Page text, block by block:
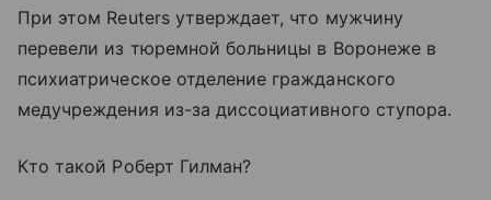
При этом Reuters утверждает, что мужчину
перевели из тюремной больницы в Воронеже в
психиатрическое отделение гражданского
медучреждения из-за диссоциативного ступора.
Кто такой Роберт Гилман?